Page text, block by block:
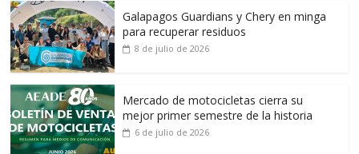
Galapagos Guardians y Chery en minga
para recuperar residuos
8 de julio de 2026
Mercado de motocicletas cierra su
mejor primer semestre de la historia
6 de julio de 2026